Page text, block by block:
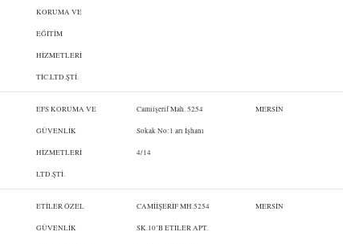
KORUMA VE
EĞİTİM
HİZMETLERİ
TİC.LTD.ŞTİ.
EFS KORUMA VE
GÜVENLİK
HİZMETLERİ
LTD.ŞTİ.
Camiişerif Mah. 5254
Sokak No:1 arı İşhanı
4/14
MERSİN
ETİLER ÖZEL
GÜVENLİK
CAMİİŞERİF MH.5254
SK.10’B ETİLER APT.
MERSİN